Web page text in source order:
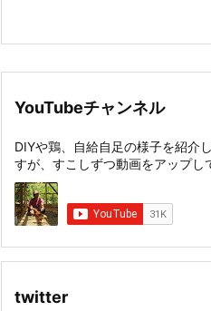
YouTubeチャンネル
DIYや鶏、自給自足の様子を紹介
すが、すこしずつ動画をアップ
twitter